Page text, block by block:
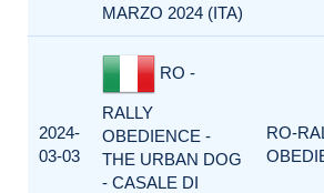
MARZO 2024 (ITA)
2024-
03-03
RO -
RALLY
OBEDIENCE -
THE URBAN DOG
- CASALE DI
RO-